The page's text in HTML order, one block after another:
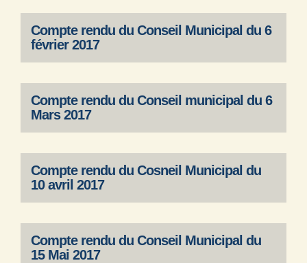
Compte rendu du Conseil Municipal du 6
février 2017
Compte rendu du Conseil municipal du 6
Mars 2017
Compte rendu du Cosneil Municipal du
10 avril 2017
Compte rendu du Conseil Municipal du
15 Mai 2017